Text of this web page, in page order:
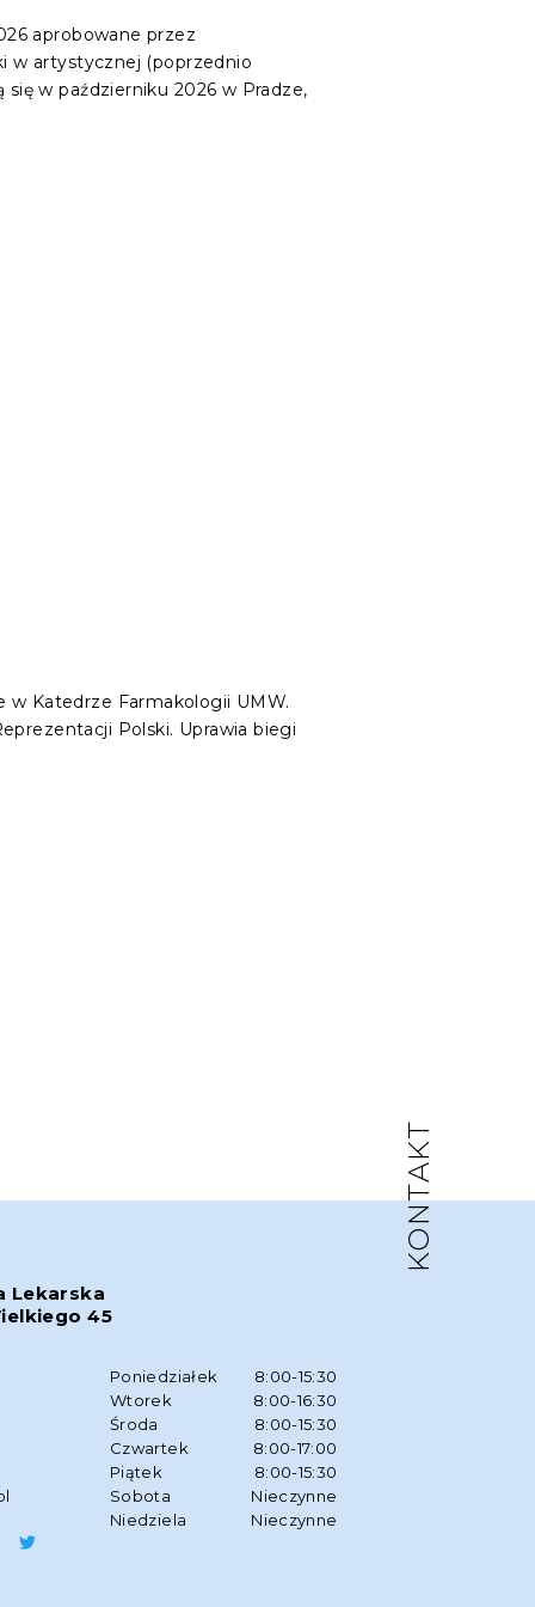
aprobowane przez
w artystycznej (poprzednio
w październiku 2026 w Pradze,
Katedrze Farmakologii UMW.
Polski. Uprawia biegi
KONTAKT
Lekarska
45
Poniedziałek
8:00-15:30
Wtorek
8:00-16:30
Środa
8:00-15:30
Czwartek
8:00-17:00
Piątek
8:00-15:30
Sobota
Nieczynne
Niedziela
Nieczynne